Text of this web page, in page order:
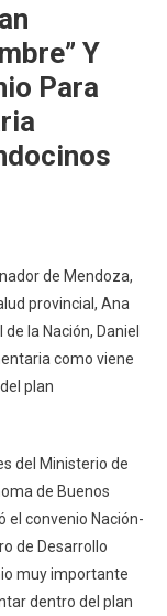
Y
Para
de Mendoza,
provincial, Ana
la Nación, Daniel
como viene
plan
del Ministerio de
de Buenos
el convenio Nación-
de Desarrollo
muy importante
dentro del plan